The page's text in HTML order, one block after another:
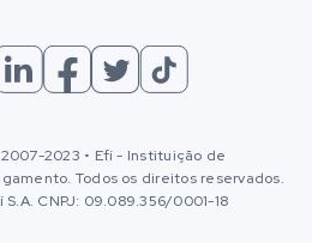
2023 • Efí - Instituição de
Todos os direitos reservados.
S.A. CNPJ: 09.089.356/0001-18